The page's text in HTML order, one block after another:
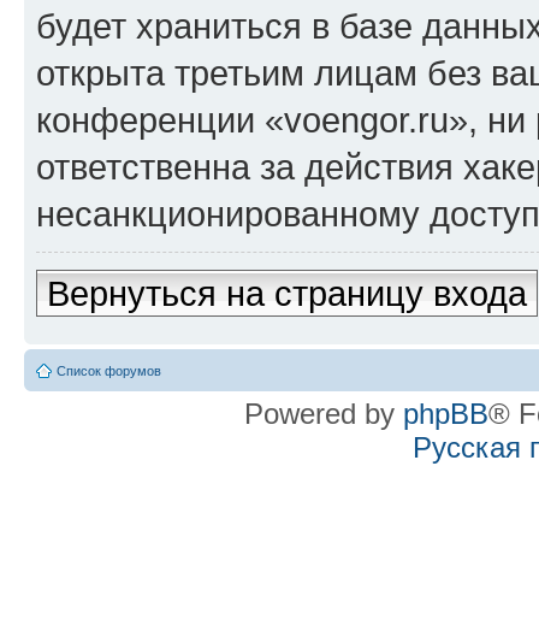
будет храниться в базе
открыта третьим лицам без
конференции «voengor.ru»,
ответственна за действия
несанкционированному
Вернуться на страницу входа
Список форумов
Powered by phpBB®
Русская